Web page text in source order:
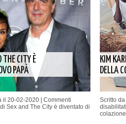
THE CITY È
PAPÀ
il 20-02-2020 | Commenti
Sex and The City è diventato di
KIM
DELLA
Scritto
disabilitati